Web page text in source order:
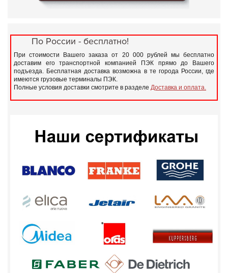
По России - бесплатно!
При стоимости Вашего заказа от 20 000 рублей мы бесплатно
доставим его транспортной компанией ПЭК прямо до Вашего
подъезда. Бесплатная доставка возможна в те города России, где
имеются грузовые терминалы ПЭК.
Полные условия доставки смотрите в разделе Доставка и оплата.